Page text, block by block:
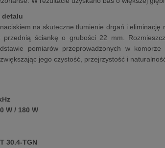
detalu
na skuteczne tłumienie drgań i
ściankę o grubości 22 mm.
pomiarów przeprowadzonych w komorze
jego czystość, przejrzystość i
W / 180 W
30.4-TGN